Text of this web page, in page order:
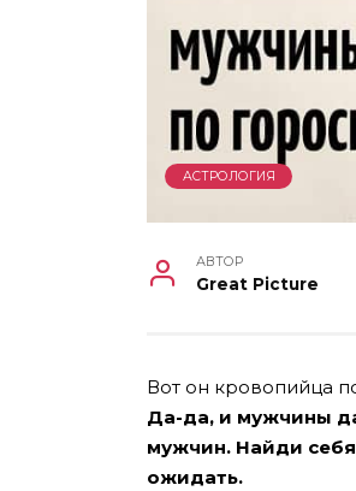
АСТРОЛОГИЯ
АВТОР
Great Picture
Вот он кровопийца
Да-да, и мужчины
мужчин. Найди
ожидать.